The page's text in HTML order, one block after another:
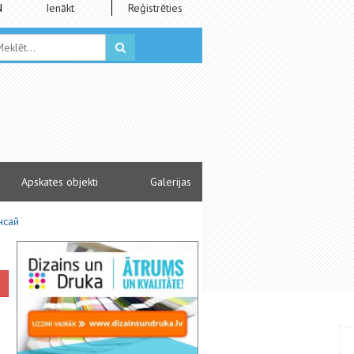
Ienākt Reģistrēties
Apskates objekti Galerijas